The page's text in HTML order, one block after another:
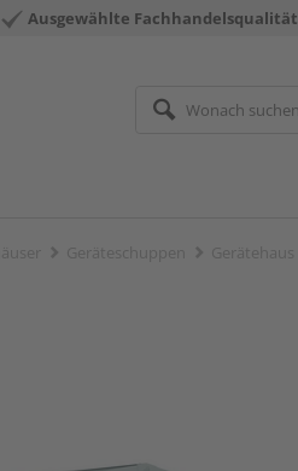
Ausgewählte Fachhandelsqualität